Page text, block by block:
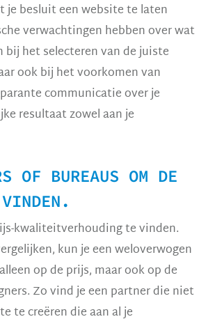
je besluit een website te laten
verwachtingen hebben over wat
het selecteren van de juiste
ook bij het voorkomen van
communicatie over je
resultaat zowel aan je
OF BUREAUS OM DE
kwaliteitverhouding te vinden.
kun je een weloverwogen
op de prijs, maar ook op de
Zo vind je een partner die niet
te creëren die aan al je